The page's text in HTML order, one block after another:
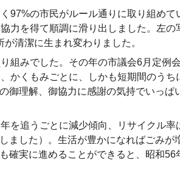
97%の市民がルール通りに取り組めて
力を得て順調に滑り出しました。左
清潔に生まれ変わりました。
組みでした。その年の市議会6月定例
かくもみごとに、しかも短期間のう
御理解、御協力に感謝の気持でいっ
追うごとに減少傾向、リサイクル
ました）。生活が豊かになればごみ
実に進めることができると、昭和56